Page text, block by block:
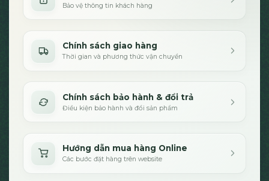
Bảo vệ thông tin khách hàng
Chính sách giao hàng
Thời gian và phương thức vận chuyển
Chính sách bảo hành & đổi trả
Điều kiện bảo hành và đổi sản phẩm
Hướng dẫn mua hàng Online
Các bước đặt hàng trên website